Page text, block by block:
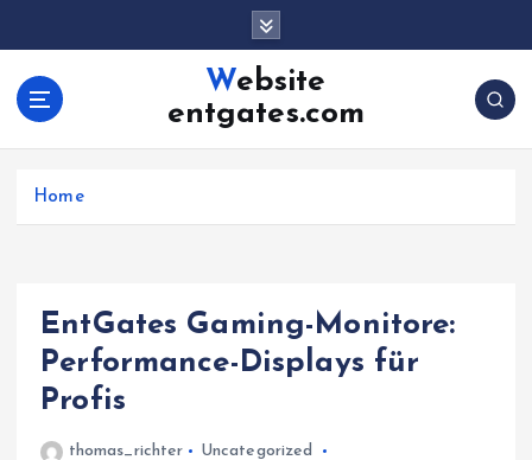
o
Website
entgates.com
Home
EntGates Gaming-Monitore:
Performance-Displays für
Profis
thomas_richter
Uncategorized